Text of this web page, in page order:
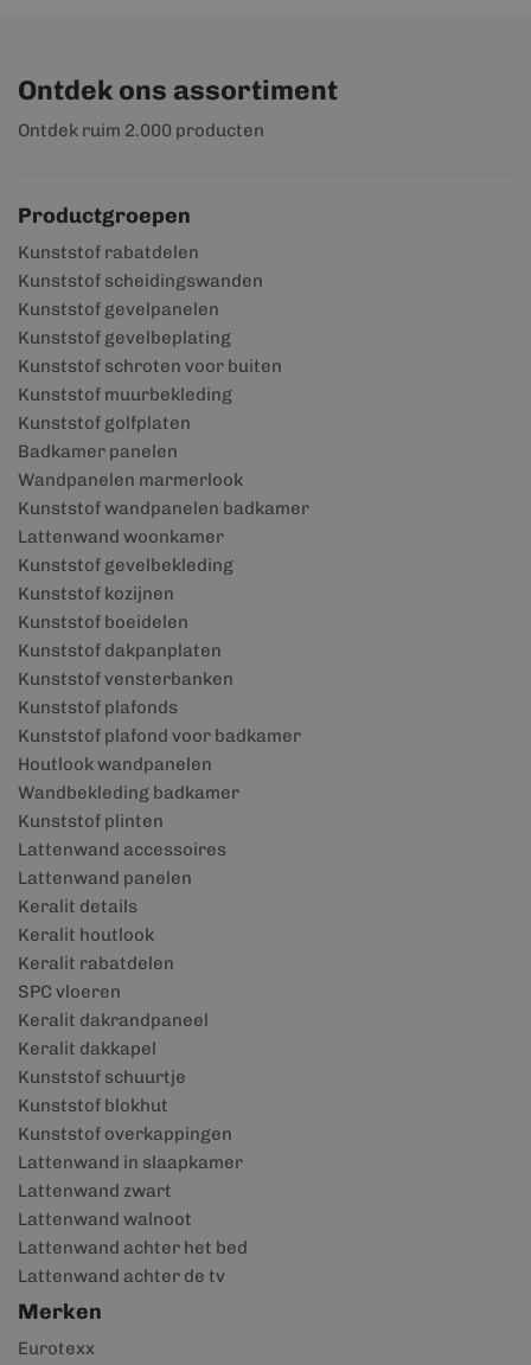
Ontdek ons assortiment
Ontdek ruim 2.000 producten
Productgroepen
Kunststof rabatdelen
Kunststof scheidingswanden
Kunststof gevelpanelen
Kunststof gevelbeplating
Kunststof schroten voor buiten
Kunststof muurbekleding
Kunststof golfplaten
Badkamer panelen
Wandpanelen marmerlook
Kunststof wandpanelen badkamer
Lattenwand woonkamer
Kunststof gevelbekleding
Kunststof kozijnen
Kunststof boeidelen
Kunststof dakpanplaten
Kunststof vensterbanken
Kunststof plafonds
Kunststof plafond voor badkamer
Houtlook wandpanelen
Wandbekleding badkamer
Kunststof plinten
Lattenwand accessoires
Lattenwand panelen
Keralit details
Keralit houtlook
Keralit rabatdelen
SPC vloeren
Keralit dakrandpaneel
Keralit dakkapel
Kunststof schuurtje
Kunststof blokhut
Kunststof overkappingen
Lattenwand in slaapkamer
Lattenwand zwart
Lattenwand walnoot
Lattenwand achter het bed
Lattenwand achter de tv
Merken
Eurotexx